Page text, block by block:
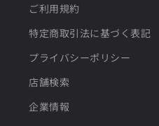
ご利用規約
特定商取引法に基づく表記
プライバシーポリシー
店舗検索
企業情報